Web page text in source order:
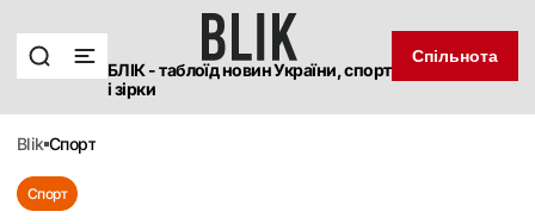
БЛІК - таблоїд новин України, спорт
і зірки
Спільнота
blik спорт
Спорт